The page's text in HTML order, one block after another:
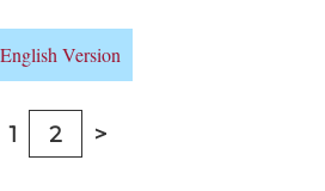
English Version
1 2 >